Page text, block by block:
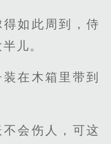
如此周到，侍
儿。
在木箱里带到
会伤人，可这